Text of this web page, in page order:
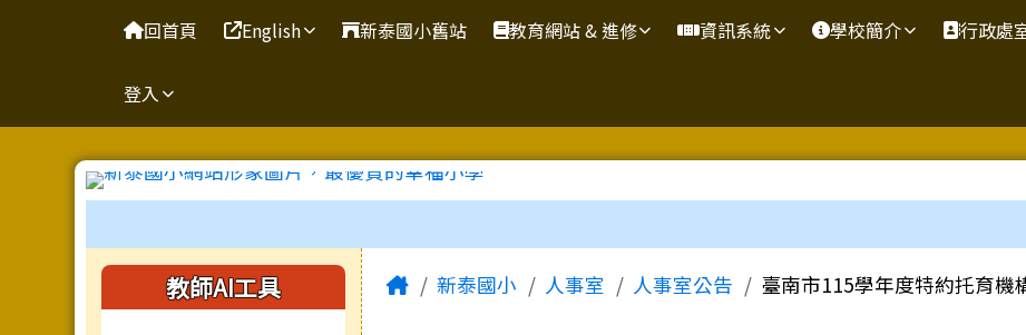
臺南市新泰國小網站
回首頁 English 新泰國小舊站 教育網站 & 進修 資訊系統 學校簡介 行政處
登入
左邊區域內容
教師AI工具 主內容區域
Home新泰國小 人事室 人事室公告 臺南市115學年度特約托育機
頁尾區域